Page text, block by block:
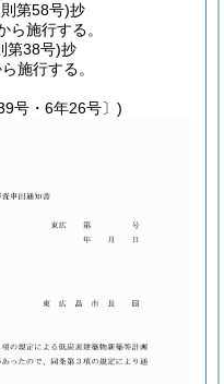
第58号)抄
ら施行する。
第38号)抄
施行する。
号・6年26号〕)